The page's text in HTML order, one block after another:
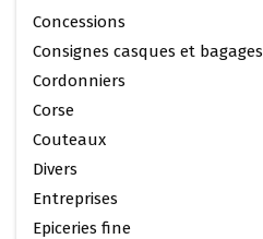
Concessions
Consignes casques et bagages
Cordonniers
Corse
Couteaux
Divers
Entreprises
Epiceries fine